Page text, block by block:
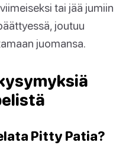
tai jää jumiin
joutuu
juomansa.
Pitty Patia?